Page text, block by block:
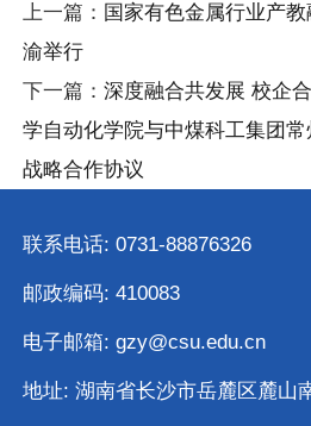
上一篇： 国家有色金属行业产
渝举行
下一篇：深度融合共发展 校企
学自动化学院与中煤科工集团
战略合作协议
联系电话: 0731-88876326
邮政编码: 410083
电子邮箱: gzy@csu.edu.cn
地址: 湖南省长沙市岳麓区麓山